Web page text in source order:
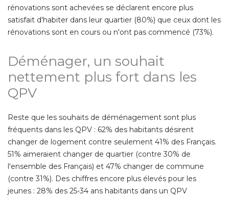
rénovations sont achevées se déclarent encore plus
satisfait d'habiter dans leur quartier (80%) que ceux dont les
rénovations sont en cours ou n'ont pas commencé (73%).
Déménager, un souhait
nettement plus fort dans les
QPV
Reste que les souhaits de déménagement sont plus
fréquents dans les QPV : 62% des habitants désirent
changer de logement contre seulement 41% des Français.
51% aimeraient changer de quartier (contre 30% de
l'ensemble des Français) et 47% changer de commune
(contre 31%). Des chiffres encore plus élevés pour les
jeunes : 28% des 25-34 ans habitants dans un QPV